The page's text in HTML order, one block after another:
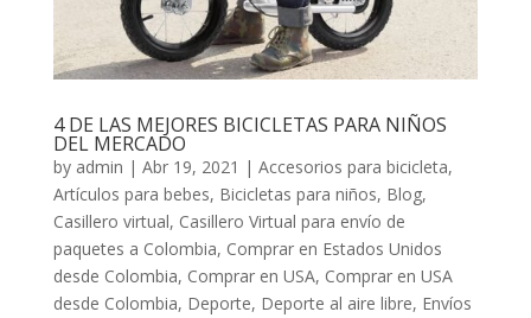
4 DE LAS MEJORES BICICLETAS PARA NIÑOS
DEL MERCADO
by admin | Abr 19, 2021 | Accesorios para bicicleta,
Artículos para bebes, Bicicletas para niños, Blog,
Casillero virtual, Casillero Virtual para envío de
paquetes a Colombia, Comprar en Estados Unidos
desde Colombia, Comprar en USA, Comprar en USA
desde Colombia, Deporte, Deporte al aire libre, Envíos